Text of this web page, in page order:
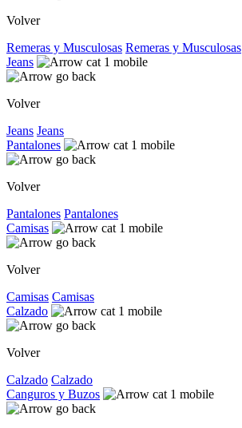
Volver
Remeras y Musculosas Remeras y Musculosas
Jeans
Volver
Jeans Jeans
Pantalones
Volver
Pantalones Pantalones
Camisas
Volver
Camisas Camisas
Calzado
Volver
Calzado Calzado
Canguros y Buzos